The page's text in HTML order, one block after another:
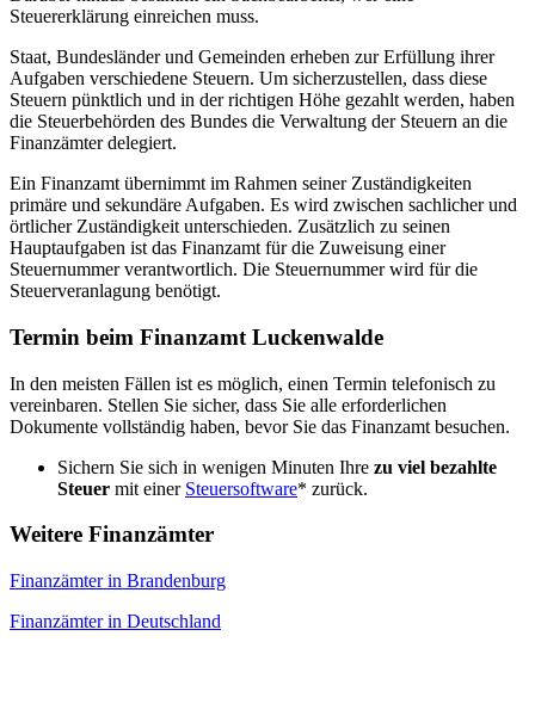
Steuererklärung einreichen muss.
Staat, Bundesländer und Gemeinden erheben zur Erfüllung ihrer
Aufgaben verschiedene Steuern. Um sicherzustellen, dass diese
Steuern pünktlich und in der richtigen Höhe gezahlt werden, haben
die Steuerbehörden des Bundes die Verwaltung der Steuern an die
Finanzämter delegiert.
Ein Finanzamt übernimmt im Rahmen seiner Zuständigkeiten
primäre und sekundäre Aufgaben. Es wird zwischen sachlicher und
örtlicher Zuständigkeit unterschieden. Zusätzlich zu seinen
Hauptaufgaben ist das Finanzamt für die Zuweisung einer
Steuernummer verantwortlich. Die Steuernummer wird für die
Steuerveranlagung benötigt.
Termin beim Finanzamt Luckenwalde
In den meisten Fällen ist es möglich, einen Termin telefonisch zu
vereinbaren. Stellen Sie sicher, dass Sie alle erforderlichen
Dokumente vollständig haben, bevor Sie das Finanzamt besuchen.
Sichern Sie sich in wenigen Minuten Ihre zu viel bezahlte
Steuer mit einer Steuersoftware* zurück.
Weitere Finanzämter
Finanzämter in Brandenburg
Finanzämter in Deutschland